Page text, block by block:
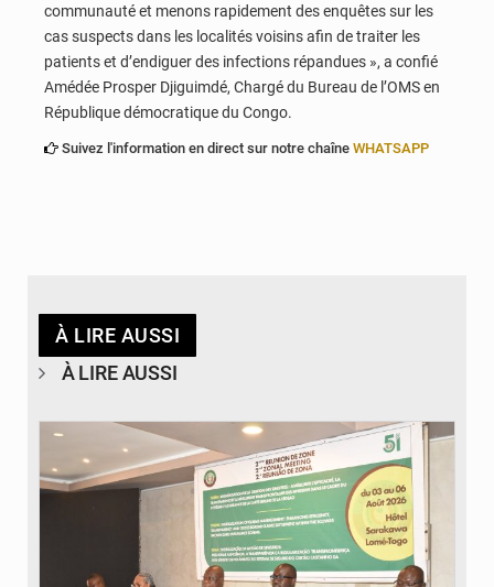
communauté et menons rapidement des enquêtes sur les
cas suspects dans les localités voisins afin de traiter les
patients et d’endiguer des infections répandues », a confié
Amédée Prosper Djiguimdé, Chargé du Bureau de l’OMS en
République démocratique du Congo.
Suivez l'information en direct sur notre chaîne WHATSAPP
À LIRE AUSSI
À LIRE AUSSI